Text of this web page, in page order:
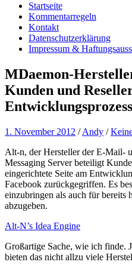
Startseite
Kommentarregeln
Kontakt
Datenschutzerklärung
Impressum &
MDaemon-
Kunden und
Entwicklungsprozess
1. November 2012 /Andy /
Alt-n, der Hersteller der E-Mail-
Messaging Server beteiligt
eingerichtete Seite am
Facebook zurückgegriffen. Es
einzubringen als auch für bereits
abzugeben.
Alt-N’s Idea Engine
Großartige Sache, wie ich finde.
bieten das nicht allzu viele